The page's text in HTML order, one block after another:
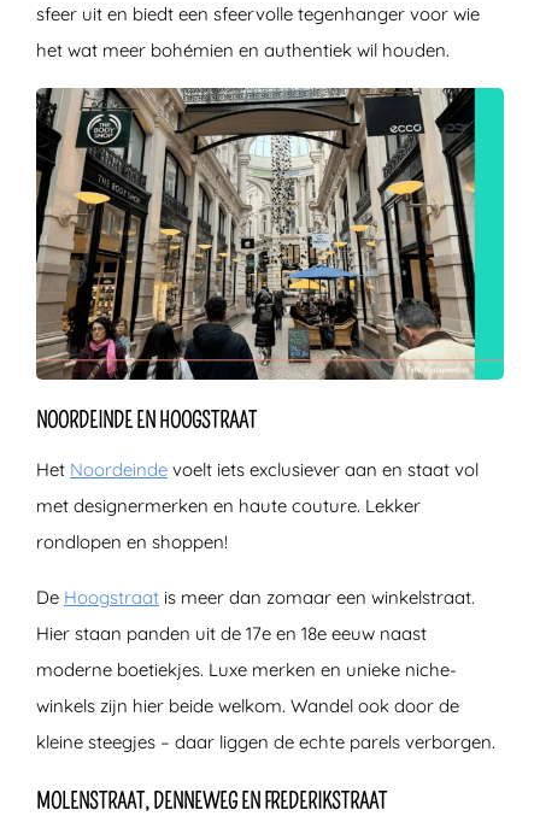
sfeer uit en biedt een sfeervolle tegenhanger voor wie
het wat meer bohémien en authentiek wil houden.
NOORDEINDE EN HOOGSTRAAT
Het Noordeinde voelt iets exclusiever aan en staat vol
met designermerken en haute couture. Lekker
rondlopen en shoppen!
De Hoogstraat is meer dan zomaar een winkelstraat.
Hier staan panden uit de 17e en 18e eeuw naast
moderne boetiekjes. Luxe merken en unieke niche-
winkels zijn hier beide welkom. Wandel ook door de
kleine steegjes – daar liggen de echte parels verborgen.
MOLENSTRAAT, DENNEWEG EN FREDERIKSTRAAT